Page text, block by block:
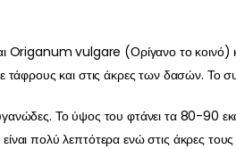
Origanum vulgare (Ορίγανο το κοινό)
τάφρους και στις άκρες των δασών. Το
Το ύψος του φτάνει τα 80-90
πολύ λεπτότερα ενώ στις άκρες